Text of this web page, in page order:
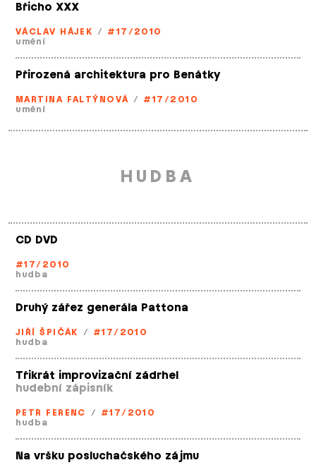
Břicho XXX
VÁCLAV HÁJEK / #17/2010
umění
Přirozená architektura pro Benátky
MARTINA FALTÝNOVÁ / #17/2010
umění
HUDBA
CD DVD
#17/2010
hudba
Druhý zářez generála Pattona
JIŘÍ ŠPIČÁK / #17/2010
hudba
Třikrát improvizační zádrhel
hudební zápisník
PETR FERENC / #17/2010
hudba
Na vršku posluchačského zájmu